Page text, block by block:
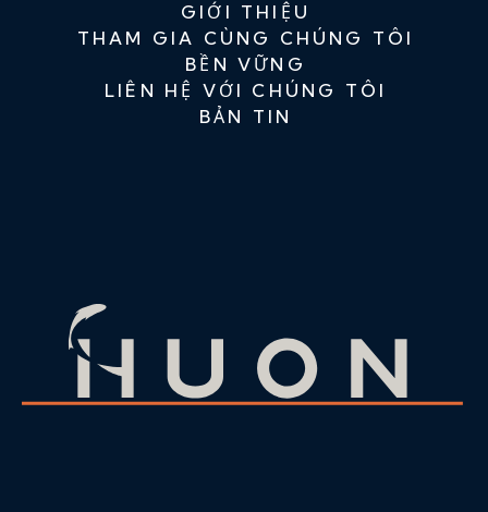
GIỚI THIỆU
THAM GIA CÙNG CHÚNG TÔI
BỀN VỮNG
LIÊN HỆ VỚI CHÚNG TÔI
BẢN TIN